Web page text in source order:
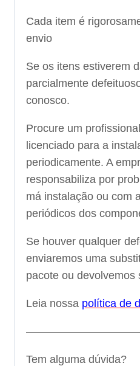
Cada item é
envio
Se os itens estiverem
parcialmente
conosco.
Procure um
licenciado para a
periodicamente. A
responsabiliza por
má instalação ou com
periódicos dos
Se houver qualquer
enviaremos uma
pacote ou devolvemos
Leia nossa política de
Tem alguma dúvida?